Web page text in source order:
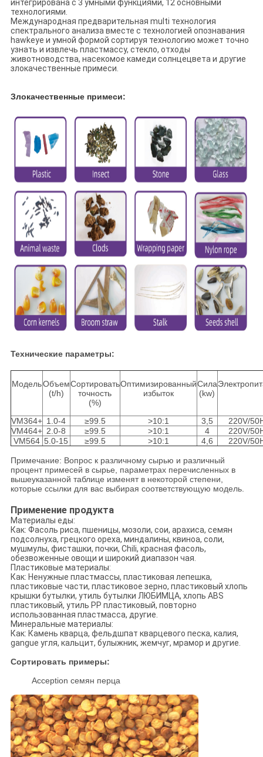
интегрирована с 3 умными функциями, 12 основными
технологиями.
Международная предварительная multi технология
спектрального анализа вместе с технологией опознавания
hawkeye и умной формой сортируя технологию может точно
узнать и извлечь пластмассу, стекло, отходы
животноводства, насекомое камеди солнцецвета и другие
злокачественные примеси.
Злокачественные примеси:
Технические параметры:
МодельОбъем
(t/h)
Сортировать
точность
(%)
Оптимизированный
избыток
Сила
(kw)
VM364+ 1.0-4 ≥99.5 >10:1 3,5
220V/
VM464+ 2.0-8 ≥99.5 >10:1 4
220V/
VM564 5.0-15 ≥99.5 >10:1 4,6 220V/
Примечание: Вопрос к различному сырью и различный
процент примесей в сырье, параметрах перечисленных в
вышеуказанной таблице изменят в некоторой степени,
которые ссылки для вас выбирая соответствующую модель.
Применение продукта
Материалы еды:
Как: Фасоль риса, пшеницы, мозоли, сои, арахиса, семян
подсолнуха, грецкого ореха, миндалины, квиноа, соли,
мушмулы, фисташки, почки, Chili, красная фасоль,
обезвоженные овощи и широкий диапазон чая.
Пластиковые материалы:
Как: Ненужные пластмассы, пластиковая лепешка,
пластиковые части, пластиковое зерно, пластиковый хлопь
крышки бутылки, утиль бутылки ЛЮБИМЦА, хлопь ABS
пластиковый, утиль PP пластиковый, повторно
использованная пластмасса, другие.
Минеральные материалы:
Как: Камень кварца, фельдшпат кварцевого песка, калия,
gangue угля, кальцит, булыжник, жемчуг, мрамор и другие.
Сортировать примеры:
Acception семян перца